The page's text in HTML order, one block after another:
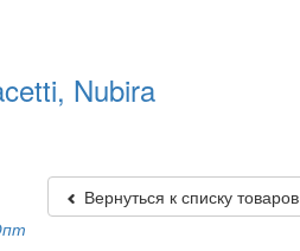
Nubira
Вернуться к списку товаров